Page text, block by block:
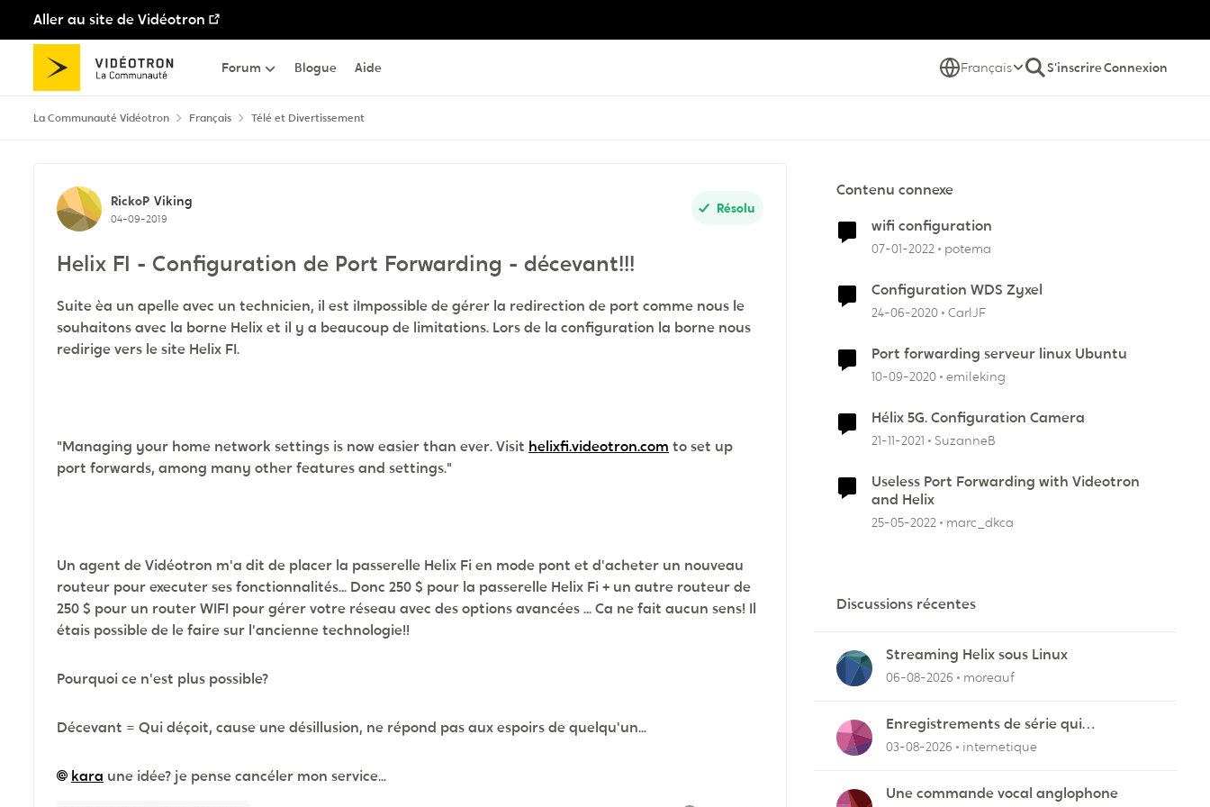
Aller au site de Vidéotron
Passer au contenu
Forum Blogue Aide Français S'inscrireConnexion
La Communauté Vidéotron Français Télé et Divertissement
Discussion de forum
RickoP Viking
04-09-2019
Résolu
Helix FI - Configuration de Port Forwarding - décevant!!!
Suite èa un apelle avec un technicien, il est iImpossible de gérer la redirection de port comme nous le
souhaitons avec la borne Helix et il y a beaucoup de limitations. Lors de la configuration la borne nous
redirige vers le site Helix FI.
"Managing your home network settings is now easier than ever. Visit helixfi.videotron.com to set up
port forwards, among many other features and settings."
Un agent de Vidéotron m'a dit de placer la passerelle Helix Fi en mode pont et d'acheter un nouveau
routeur pour executer ses fonctionnalités... Donc 250 $ pour la passerelle Helix Fi + un autre routeur de
250 $ pour un router WIFI pour gérer votre réseau avec des options avancées ... Ca ne fait aucun sens! Il
étais possible de le faire sur l'ancienne technologie!!
Pourquoi ce n'est plus possible?
Décevant = Qui déçoit, cause une désillusion, ne répond pas aux espoirs de quelqu'un...
kara une idée? je pense cancéler mon service...
Contenu connexe
wifi configuration
07-01-2022 potema
Configuration WDS Zyxel
24-06-2020 CarlJF
Port forwarding serveur linux Ubuntu
10-09-2020 emileking
Hélix 5G. Configuration Camera
21-11-2021 SuzanneB
Useless Port Forwarding with Videotron
and Helix
25-05-2022 marc_dkca
Discussions récentes
Streaming Helix sous Linux
06-08-2026 moreauf
Enregistrements de série qui
cafouillent
03-08-2026 internetique
Une commande vocal anglophone